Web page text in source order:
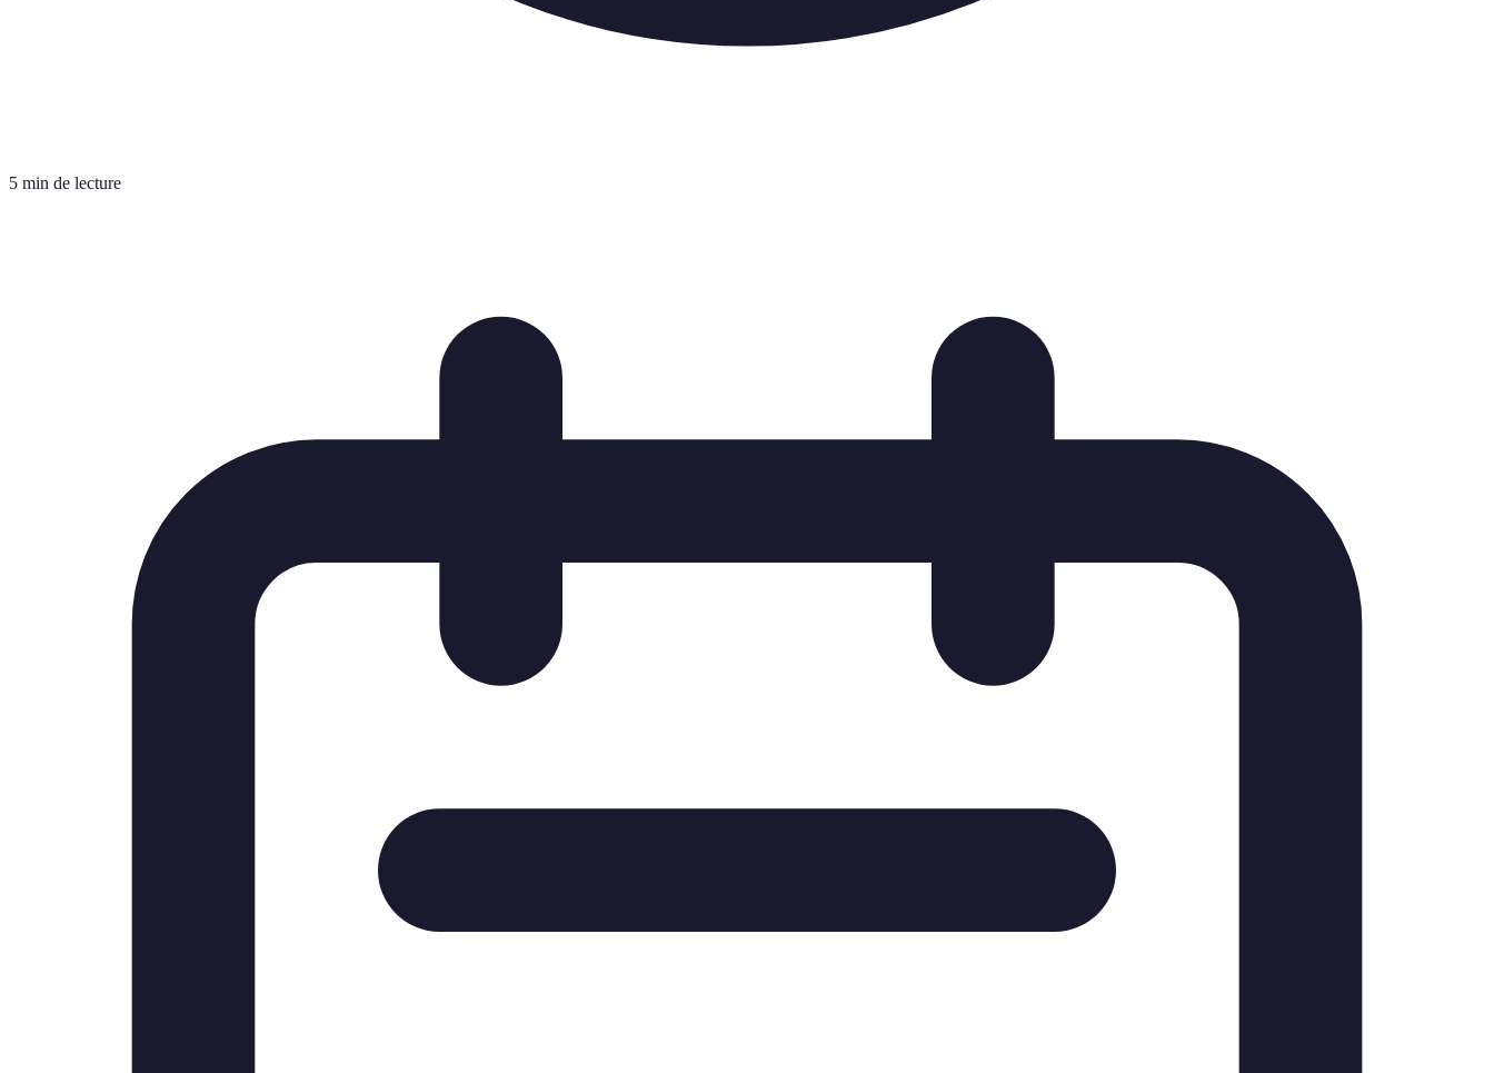
5 min de lecture